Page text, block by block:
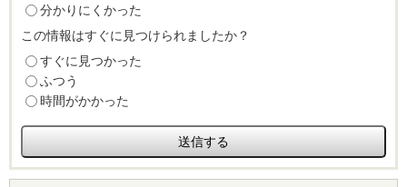
分かりにくかった
この情報はすぐに見つけられましたか？
すぐに見つかった
ふつう
時間がかかった